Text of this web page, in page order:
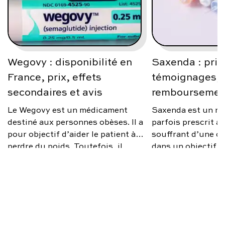
Wegovy : disponibilité en
France, prix, effets
secondaires et avis
Le Wegovy est un médicament
destiné aux personnes obèses. Il a
pour objectif d’aider le patient à
perdre du poids. Toutefois, il
Saxenda :
témoignages,
Saxenda est un
parfois prescrit
souffrant d’une
dans un objectif